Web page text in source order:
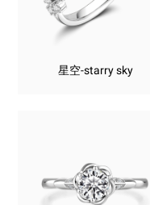
星空-starry sky